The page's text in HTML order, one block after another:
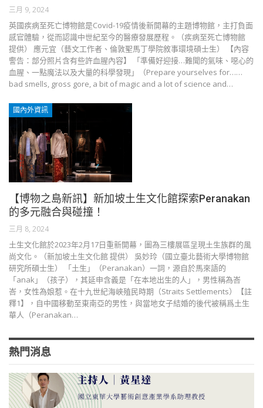
三月 9, 2024
英國疾病至死亡博物館是Covid-19疫情後新開幕的主題博物館，主打負面
感官體驗，從而認識中世紀至今的醫療發展歷程。（疾病至死亡博物館
提供） 應元宜（藝文工作者、倫敦聖馬丁學院敘事環境碩士生） 【內容
警告：部分照片含有些許血腥內容】 「準備好迎接…難聞的氣味、噁心的
血腥、一點魔法以及大量的科學發現」（Prepare yourselves for……
bad smells, gross gore, a bit of magic and a lot of science and…
國內外資訊
【博物之島新訊】新加坡土生文化館探索Peranakan
的多元融合與碰撞！
三月 8, 2024
土生文化館於2023年2月17日重新開幕，圖為三樓展區呈現土生族群的風
尚文化。（新加坡土生文化館 提供） 吳妙玲（國立臺北藝術大學博物館
研究所碩士生） 「土生」（Peranakan）一詞，源自於馬來語的
「anak」（孩子），其延申含義是「在本地出生的人」，男性稱為峇
峇，女性為娘惹。在十九世紀海峽殖民時期（Straits Settlements）【註
釋1】，自中國移動至東南亞的男性，與當地女子結婚的後代被稱爲土生
華人（Peranakan…
熱門消息